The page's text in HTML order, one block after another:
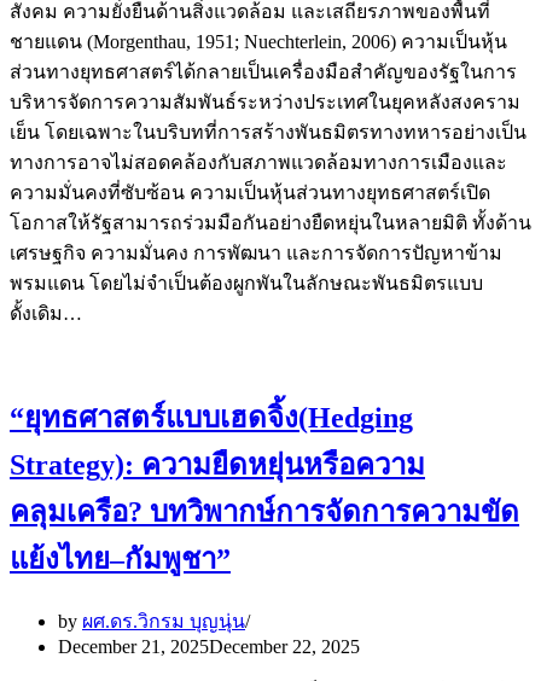
สังคม ความยั่งยืนด้านสิ่งแวดล้อม และเสถียรภาพของพื้นที่
ชายแดน (Morgenthau, 1951; Nuechterlein, 2006) ความเป็นหุ้น
ส่วนทางยุทธศาสตร์ได้กลายเป็นเครื่องมือสำคัญของรัฐในการ
บริหารจัดการความสัมพันธ์ระหว่างประเทศในยุคหลังสงคราม
เย็น โดยเฉพาะในบริบทที่การสร้างพันธมิตรทางทหารอย่างเป็น
ทางการอาจไม่สอดคล้องกับสภาพแวดล้อมทางการเมืองและ
ความมั่นคงที่ซับซ้อน ความเป็นหุ้นส่วนทางยุทธศาสตร์เปิด
โอกาสให้รัฐสามารถร่วมมือกันอย่างยืดหยุ่นในหลายมิติ ทั้งด้าน
เศรษฐกิจ ความมั่นคง การพัฒนา และการจัดการปัญหาข้าม
พรมแดน โดยไม่จำเป็นต้องผูกพันในลักษณะพันธมิตรแบบ
ดั้งเดิม…
“ยุทธศาสตร์แบบเฮดจิ้ง(Hedging
Strategy): ความยืดหยุ่นหรือความ
คลุมเครือ? บทวิพากษ์การจัดการความขัด
แย้งไทย–กัมพูชา”
by ผศ.ดร.วิกรม บุญนุ่น
December 21, 2025December 22, 2025